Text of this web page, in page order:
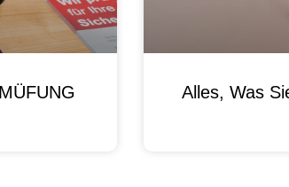
Alles, Was